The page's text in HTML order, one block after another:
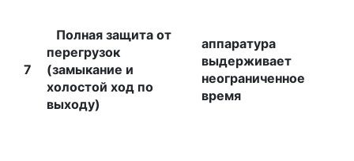
7
Полная защита от
перегрузок
(замыкание и
холостой ход по
выходу)
аппаратура
выдерживает
неограниченное
время